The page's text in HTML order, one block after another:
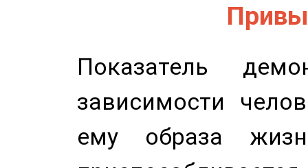
Показатель
зависимости
ему образа